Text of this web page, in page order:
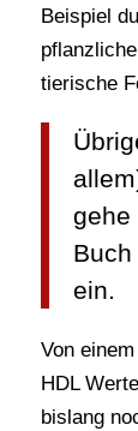
Beispiel
tierische
gehe
Buch
ein.
Von
HDL
bislang